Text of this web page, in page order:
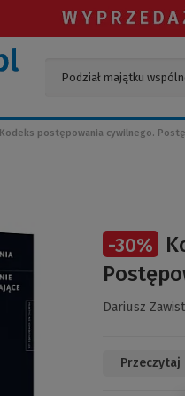
Kodeks postępowania cywilnego.
-30%
Dariusz